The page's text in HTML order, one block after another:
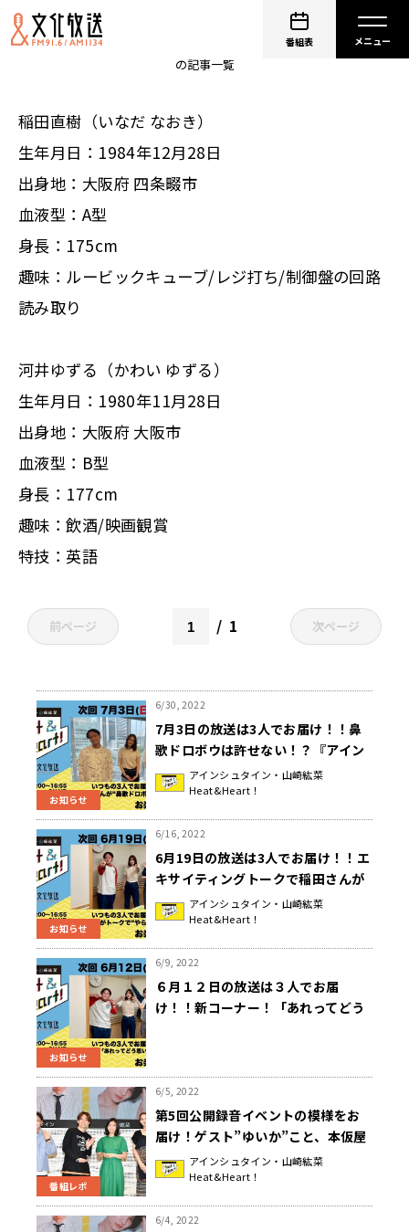
番組表
の記事一覧
稲田直樹（いなだ なおき）
生年月日：1984年12月28日
出身地：大阪府 四条畷市
血液型：A型
身長：175cm
趣味：ルービックキューブ/レジ打ち/制御盤の回路
読み取り
河井ゆずる（かわい ゆずる）
生年月日：1980年11月28日
出身地：大阪府 大阪市
血液型：B型
身長：177cm
趣味：飲酒/映画観賞
特技：英語
前ページ 1 次ページ
お知らせ
6/30, 2022
7月3日の放送は3人でお届け！！鼻
歌ドロボウは許せない！？『アイン
シュタイン・山崎紘菜
Heat&Heart!』
アインシュタイン・山崎紘菜
Heat&Heart！
お知らせ
6/16, 2022
6月19日の放送は3人でお届け！！エ
キサイティングトークで稲田さんが
大暴れ！『アインシュタイン・山崎
紘菜 Heat&Heart!』
アインシュタイン・山崎紘菜
Heat&Heart！
お知らせ
6/9, 2022
６月１２日の放送は３人でお届
け！！新コーナー！「あれってどう
番組レポ
6/5, 2022
第5回公開録音イベントの模様をお
届け！ゲスト”ゆいか”こと、本仮屋
ユイカさんが求愛されたまさかのお
相手は！？『アインシュタイン・山
アインシュタイン・山崎紘菜
Heat&Heart！
6/4, 2022